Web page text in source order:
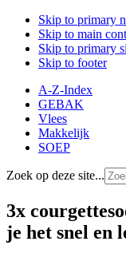
Skip to primary
Skip to main
Skip to primary
Skip to footer
A-Z-Index
GEBAK
Vlees
Makkelijk
SOEP
Zoek op deze site...
3x
je het snel en